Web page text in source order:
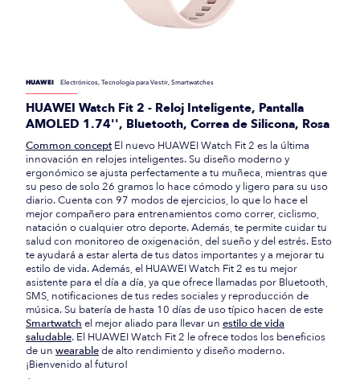
HUAWEI Electrónicos, Tecnología para Vestir, Smartwatches
HUAWEI Watch Fit 2 - Reloj Inteligente, Pantalla
AMOLED 1.74'', Bluetooth, Correa de Silicona, Rosa
Common concept El nuevo HUAWEI Watch Fit 2 es la última
innovación en relojes inteligentes. Su diseño moderno y
ergonómico se ajusta perfectamente a tu muñeca, mientras que
su peso de solo 26 gramos lo hace cómodo y ligero para su uso
diario. Cuenta con 97 modos de ejercicios, lo que lo hace el
mejor compañero para entrenamientos como correr, ciclismo,
natación o cualquier otro deporte. Además, te permite cuidar tu
salud con monitoreo de oxigenación, del sueño y del estrés. Esto
te ayudará a estar alerta de tus datos importantes y a mejorar tu
estilo de vida. Además, el HUAWEI Watch Fit 2 es tu mejor
asistente para el día a día, ya que ofrece llamadas por Bluetooth,
SMS, notificaciones de tus redes sociales y reproducción de
música. Su batería de hasta 10 días de uso típico hacen de este
Smartwatch el mejor aliado para llevar un estilo de vida
saludable. El HUAWEI Watch Fit 2 le ofrece todos los beneficios
de un wearablede alto rendimiento y diseño moderno.
¡Bienvenido al futuro!